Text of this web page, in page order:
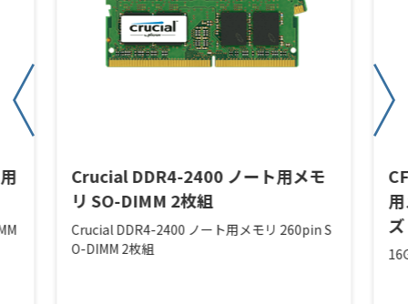
Crucial DDR4-2400 ノート用メモ
リ SO-DIMM 2枚組
Crucial DDR4-2400 ノート用メモリ 260pin S
O-DIMM 2枚組
ズ